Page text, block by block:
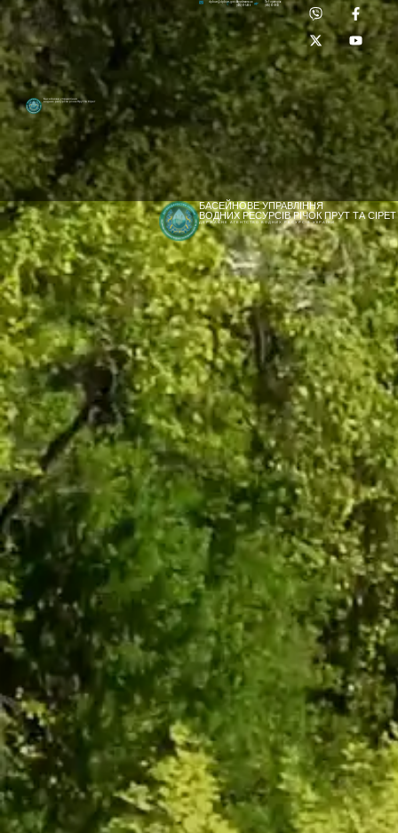
[newyear_garland]
Басейнове управління
водних ресурсів річок Прут та Сірет
Лабораторія:
(0372) 53-92-00
dpbuvr@dpbuvr.gov.uaПриймальня:
(0372) 51-14-56
БАСЕЙНОВЕ УПРАВЛІННЯ
ВОДНИХ РЕСУРСІВ РІЧОК ПРУТ ТА СІРЕТ
ДЕРЖАВНЕ АГЕНТСТВО ВОДНИХ РЕСУРСІВ УКРАЇНИ